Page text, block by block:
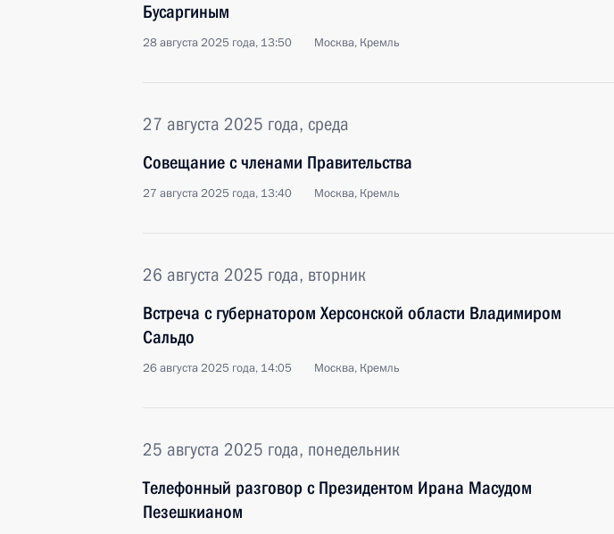
Бусаргиным
28 августа 2025 года, 13:50 Москва, Кремль
27 августа 2025 года, среда
Совещание с членами Правительства
27 августа 2025 года, 13:40 Москва, Кремль
26 августа 2025 года, вторник
Встреча с губернатором Херсонской области Владимиром
Сальдо
26 августа 2025 года, 14:05 Москва, Кремль
25 августа 2025 года, понедельник
Телефонный разговор с Президентом Ирана Масудом
Пезешкианом